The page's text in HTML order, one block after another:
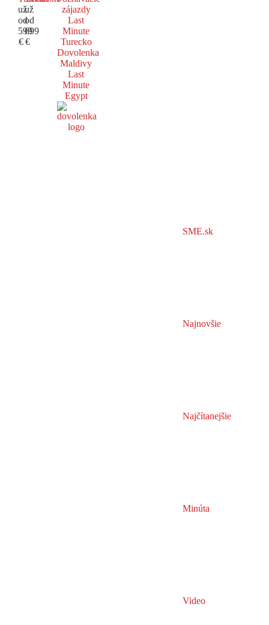
už
od
599
€
už
od
699
€
zájazdy
Last
Minute
Turecko
Dovolenka
Maldivy
Last
Minute
Egypt
SME.sk
Najnovšie
Najčítanejšie
Minúta
Video